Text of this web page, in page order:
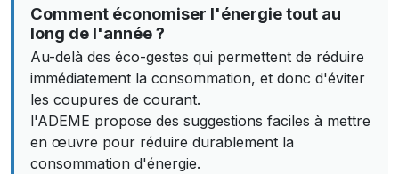
Comment économiser l'énergie tout au
long de l'année ?
Au-delà des éco-gestes qui permettent de réduire
immédiatement la consommation, et donc d'éviter
les coupures de courant.
l'ADEME propose des suggestions faciles à mettre
en œuvre pour réduire durablement la
consommation d'énergie.